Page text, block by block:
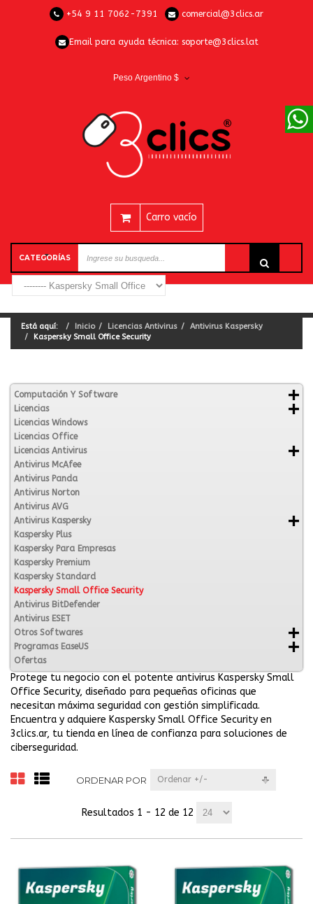
+54 9 11 7062-7391 comercial@3clics.ar
Email para ayuda técnica: soporte@3clics.lat
Peso Argentino $
Carro vacío
CATEGORÍAS
Está aquí: Inicio Licencias Antivirus
Antivirus Kaspersky
Kaspersky Small Office Security
Computación Y Software
Licencias
Licencias Windows
Licencias Office
Licencias Antivirus
Antivirus McAfee
Antivirus Panda
Antivirus Norton
Antivirus AVG
Antivirus Kaspersky
Kaspersky Plus
Kaspersky Para Empresas
Kaspersky Premium
Kaspersky Standard
Kaspersky Small Office Security
Antivirus BitDefender
Antivirus ESET
Otros Softwares
Programas EaseUS
Ofertas
Protege tu negocio con el potente antivirus Kaspersky Small
Office Security, diseñado para pequeñas oficinas que
necesitan máxima seguridad con gestión simplificada.
Encuentra y adquiere Kaspersky Small Office Security en
3clics.ar, tu tienda en línea de confianza para soluciones de
ciberseguridad.
ORDENAR POR Ordenar +/-
Resultados 1 - 12 de 12